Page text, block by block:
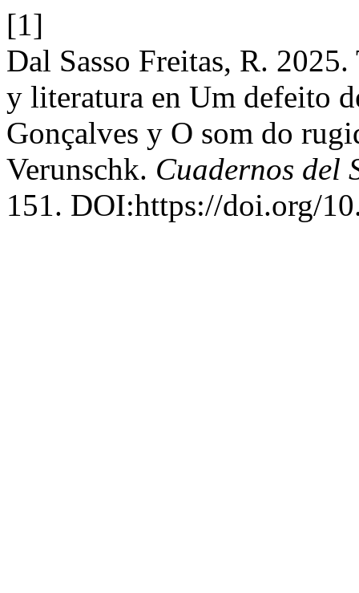
[1]
Dal Sasso Freitas, R.
y literatura en Um defeito
Gonçalves y O som do
Verunschk. Cuadernos del
151. DOI:https://doi.org/